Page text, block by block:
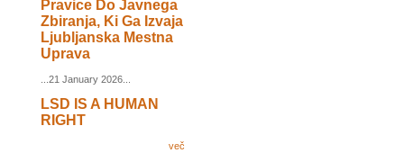
Pravice Do Javnega
Zbiranja, Ki Ga Izvaja
Ljubljanska Mestna
Uprava
...21 January 2026...
LSD IS A HUMAN
RIGHT
več